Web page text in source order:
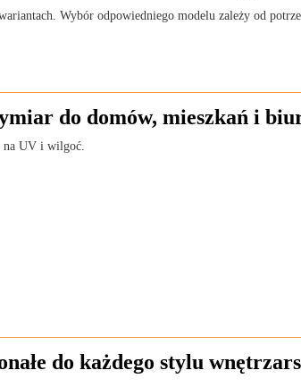
Wybór odpowiedniego modelu zależy od
do domów, mieszkań i
na UV i wilgoć.
do każdego stylu